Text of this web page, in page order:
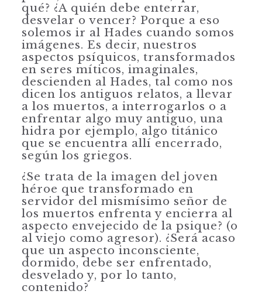
qué? ¿A quién debe enterrar,
desvelar o vencer? Porque a eso
solemos ir al Hades cuando somos
imágenes. Es decir, nuestros
aspectos psíquicos, transformados
en seres míticos, imaginales,
descienden al Hades, tal como nos
dicen los antiguos relatos, a llevar
a los muertos, a interrogarlos o a
enfrentar algo muy antiguo, una
hidra por ejemplo, algo titánico
que se encuentra allí encerrado,
según los griegos.
¿Se trata de la imagen del joven
héroe que transformado en
servidor del mismísimo señor de
los muertos enfrenta y encierra al
aspecto envejecido de la psique? (o
al viejo como agresor). ¿Será acaso
que un aspecto inconsciente,
dormido, debe ser enfrentado,
desvelado y, por lo tanto,
contenido?